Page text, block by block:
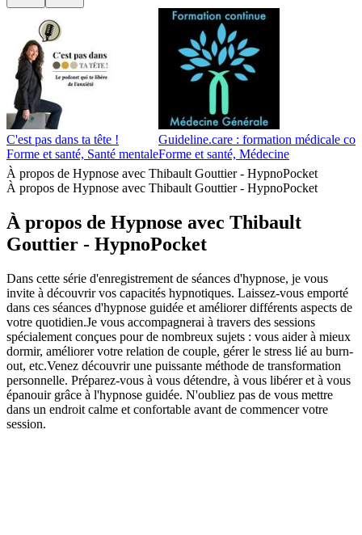
C'est pas dans ta tête !
Forme et santé, Santé mentale
Guideline.care : formation médicale
Forme et santé, Médecine
À propos de Hypnose avec Thibault Gouttier - HypnoPocket
À propos de Hypnose avec Thibault Gouttier - HypnoPocket
À propos de Hypnose avec Thibault
Gouttier - HypnoPocket
Dans cette série d'enregistrement de séances d'hypnose, je vous
invite à découvrir vos capacités hypnotiques. Laissez-vous emporté
dans ces séances d'hypnose guidée et améliorer différents aspects de
votre quotidien.Je vous accompagnerai à travers des sessions
spécialement conçues pour de nombreux sujets : vous aider à mieux
dormir, améliorer votre relation de couple, gérer le stress lié au burn-
out, etc.Venez découvrir une puissante méthode de transformation
personnelle. Préparez-vous à vous détendre, à vous libérer et à vous
épanouir grâce à l'hypnose guidée. N'oubliez pas de vous mettre
dans un endroit calme et confortable avant de commencer votre
session.